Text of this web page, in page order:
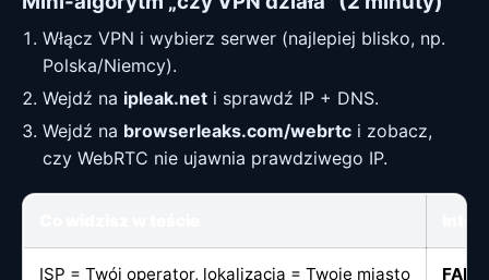
Włącz VPN i wybierz serwer (najlepiej blisko, np.
Polska/Niemcy).
Wejdź na ipleak.net i sprawdź IP + DNS.
Wejdź na browserleaks.com/webrtc i zobacz,
czy WebRTC nie ujawnia prawdziwego IP.
ISP = Twój operator, lokalizacja = Twoje miasto FAIL